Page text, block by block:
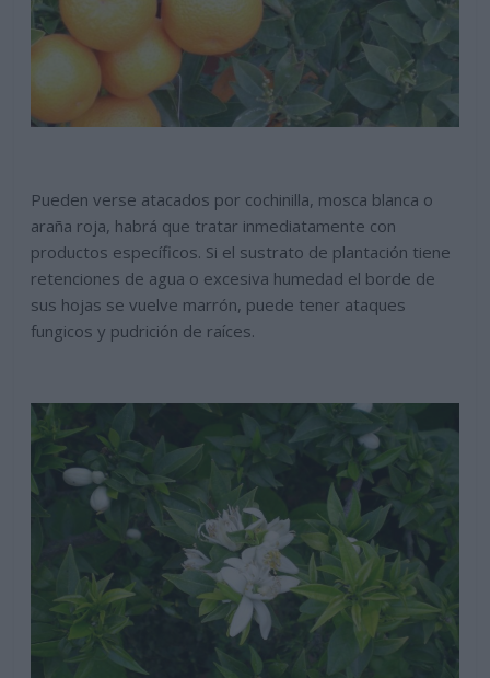
Pueden verse atacados por cochinilla, mosca blanca o
araña roja, habrá que tratar inmediatamente con
productos específicos. Si el sustrato de plantación tiene
retenciones de agua o excesiva humedad el borde de
sus hojas se vuelve marrón, puede tener ataques
fungicos y pudrición de raíces.